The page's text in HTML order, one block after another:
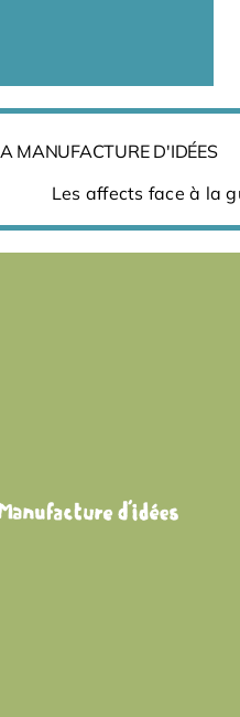
MANUFACTURE D'IDÉES
Les affects face à la